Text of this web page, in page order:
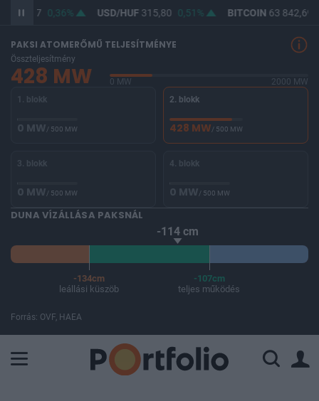
364,47 0,36% USD/HUF315,80 0,51% BITCOIN63 842,69
PAKSI ATOMERŐMŰ TELJESÍTMÉNYE
Összteljesítmény
428 MW 0 MW
2000 MW
1. blokk
0 MW/ 500 MW
2. blokk
428 MW/ 500 MW
3. blokk
0 MW/ 500 MW
4. blokk
0 MW/ 500 MW
DUNA VÍZÁLLÁSA PAKSNÁL
-114 cm
-134cm
leállási küszöb
-107cm
teljes működés
Forrás: OVF, HAEA